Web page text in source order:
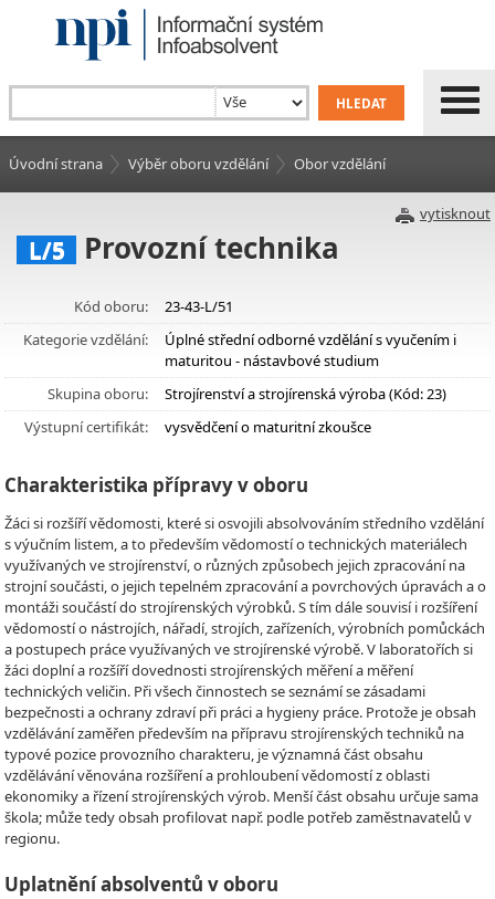
Úvodní strana Výběr oboru vzdělání Obor vzdělání
vytisknout
L/5 Provozní technika
Kód oboru:
23-43-L/51
Kategorie vzdělání:
Úplné střední odborné vzdělání s vyučením i
maturitou - nástavbové studium
Skupina oboru:
Strojírenství a strojírenská výroba (Kód: 23)
Výstupní certifikát:
vysvědčení o maturitní zkoušce
Charakteristika přípravy v oboru
Žáci si rozšíří vědomosti, které si osvojili absolvováním středního vzdělání
s výučním listem, a to především vědomostí o technických materiálech
využívaných ve strojírenství, o různých způsobech jejich zpracování na
strojní součásti, o jejich tepelném zpracování a povrchových úpravách a o
montáži součástí do strojírenských výrobků. S tím dále souvisí i rozšíření
vědomostí o nástrojích, nářadí, strojích, zařízeních, výrobních pomůckách
a postupech práce využívaných ve strojírenské výrobě. V laboratořích si
žáci doplní a rozšíří dovednosti strojírenských měření a měření
technických veličin. Při všech činnostech se seznámí se zásadami
bezpečnosti a ochrany zdraví při práci a hygieny práce. Protože je obsah
vzdělávání zaměřen především na přípravu strojírenských techniků na
typové pozice provozního charakteru, je významná část obsahu
vzdělávání věnována rozšíření a prohloubení vědomostí z oblasti
ekonomiky a řízení strojírenských výrob. Menší část obsahu určuje sama
škola; může tedy obsah profilovat např. podle potřeb zaměstnavatelů v
regionu.
Uplatnění absolventů v oboru